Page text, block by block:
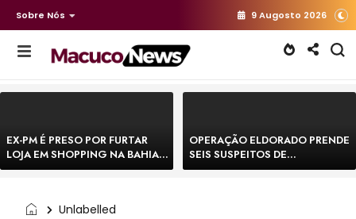
Sobre Nós 9 Augosto 2026
EX-PM É PRESO POR FURTAR
LOJA EM SHOPPING NA BAHIA E
ESCAPA CORRENDO DE
OPERAÇÃO ELDORADO PRENDE
SEIS SUSPEITOS DE
MOVIMENTAR R$ 25 MILHÕES
Unlabelled